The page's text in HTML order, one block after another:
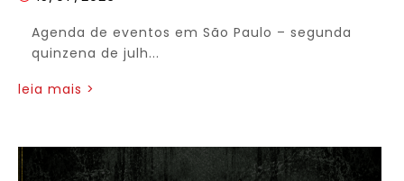
Agenda de eventos em São Paulo – segunda
quinzena de julh...
leia mais >